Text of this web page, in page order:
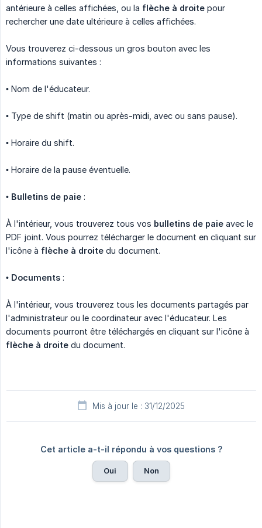
antérieure à celles affichées, ou la flèche à droite pour
rechercher une date ultérieure à celles affichées.
Vous trouverez ci-dessous un gros bouton avec les
informations suivantes :
• Nom de l'éducateur.
• Type de shift (matin ou après-midi, avec ou sans pause).
• Horaire du shift.
• Horaire de la pause éventuelle.
• Bulletins de paie :
À l'intérieur, vous trouverez tous vos bulletins de paie avec le
PDF joint. Vous pourrez télécharger le document en cliquant sur
l'icône à flèche à droite du document.
• Documents :
À l'intérieur, vous trouverez tous les documents partagés par
l'administrateur ou le coordinateur avec l'éducateur. Les
documents pourront être téléchargés en cliquant sur l'icône à
flèche à droite du document.
Mis à jour le : 31/12/2025
Cet article a-t-il répondu à vos questions ?
Oui Non